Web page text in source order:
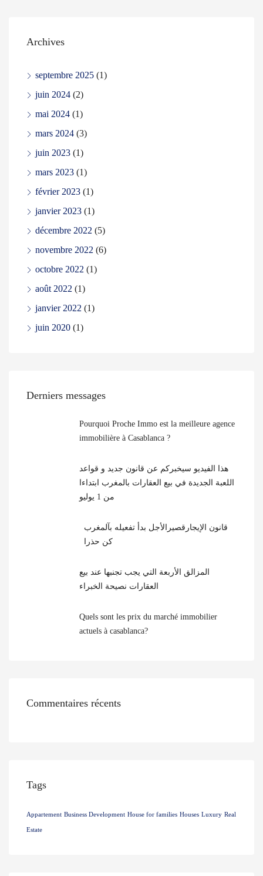
Archives
septembre 2025 (1)
juin 2024 (2)
mai 2024 (1)
mars 2024 (3)
juin 2023 (1)
mars 2023 (1)
février 2023 (1)
janvier 2023 (1)
décembre 2022 (5)
novembre 2022 (6)
octobre 2022 (1)
août 2022 (1)
janvier 2022 (1)
juin 2020 (1)
Derniers messages
Pourquoi Proche Immo est la meilleure agence
immobilière à Casablanca ?
هذا الفيديو سيخبركم عن قانون جديد و قواعد
اللعبة الجديدة في بيع العقارات بالمغرب ابتداءا
من 1 يوليو
قانون الإيجارقصيرالأجل بدأ تفعيله بآلمغرب
كن حذرا
المزالق الأربعة التي يجب تجنبها عند بيع
العقارات نصيحة الخبراء
Quels sont les prix du marché immobilier
actuels à casablanca?
Commentaires récents
Tags
Appartement Business Development House for families Houses Luxury Real
Estate